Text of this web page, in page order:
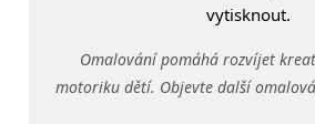
vytisknout.
Omalování pomáhá rozvíjet
motoriku dětí. Objevte další